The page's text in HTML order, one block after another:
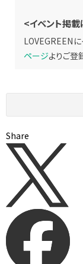
<イベント掲載
LOVEGREEN
ページよりご登
Share